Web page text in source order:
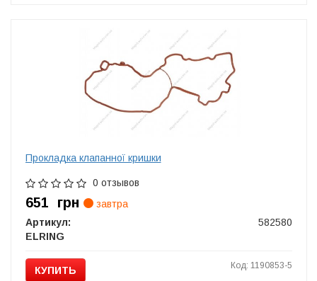
Прокладка клапанної кришки
0 отзывов
651 грн
завтра
Артикул:
582580
ELRING
КУПИТЬ Код: 1190853-5